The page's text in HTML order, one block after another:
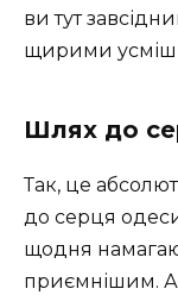
ви тут
щирими
Шлях до
Так, це
до серця
щодня
приємнішим.